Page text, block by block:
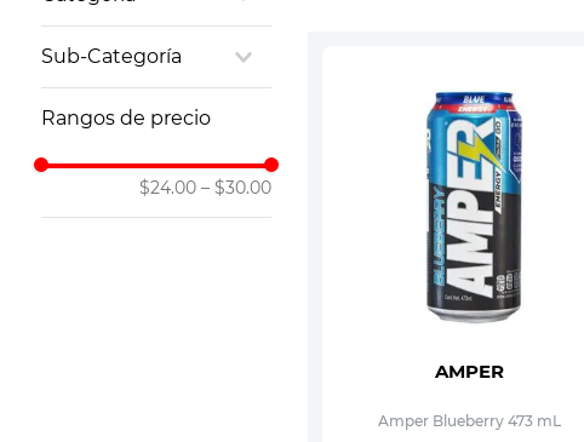
Sub-Categoría
Rangos de precio
$24.00 – $30.00
AMPER
Amper Blueberry 473 mL
10. vitamina